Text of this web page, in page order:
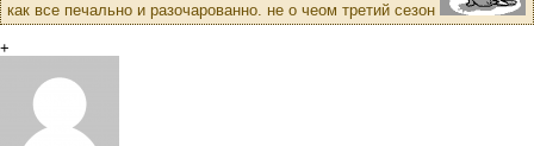
как все печально и разочарованно. не о чеом третий сезон
+